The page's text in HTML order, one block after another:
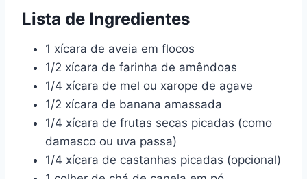
Lista de Ingredientes
1 xícara de aveia em flocos
1/2 xícara de farinha de amêndoas
1/4 xícara de mel ou xarope de agave
1/2 xícara de banana amassada
1/4 xícara de frutas secas picadas (como
damasco ou uva passa)
1/4 xícara de castanhas picadas (opcional)